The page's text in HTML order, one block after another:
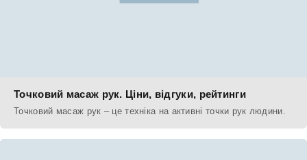
Точковий масаж рук. Ціни, відгуки, рейтинги
Точковий масаж рук – це техніка на активні точки рук людини.